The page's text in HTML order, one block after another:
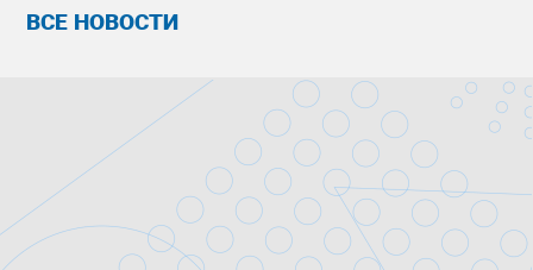
ВСЕ НОВОСТИ